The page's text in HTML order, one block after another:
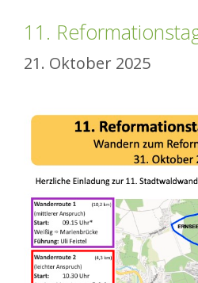
11.
21. Oktober 2025